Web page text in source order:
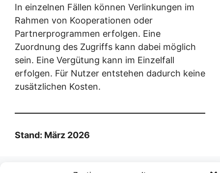
In einzelnen Fällen können Verlinkungen im
Rahmen von Kooperationen oder
Partnerprogrammen erfolgen. Eine
Zuordnung des Zugriffs kann dabei möglich
sein. Eine Vergütung kann im Einzelfall
erfolgen. Für Nutzer entstehen dadurch keine
zusätzlichen Kosten.
Stand: März 2026